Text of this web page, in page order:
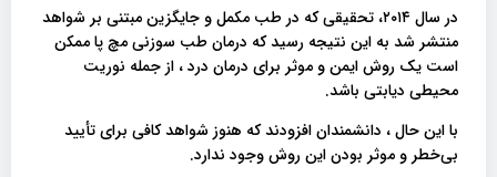
در سال ۲۰۱۴، تحقیقی که در طب مکمل و جایگزین مبتنی بر شواهد
منتشر شد به این نتیجه رسید که درمان طب سوزنی مچ پا ممکن
است یک روش ایمن و موثر برای درمان درد ، از جمله نوریت
محیطی دیابتی باشد.
با این حال ، دانشمندان افزودند که هنوز شواهد کافی برای تأیید
بی‌خطر و موثر بودن این روش وجود ندارد.